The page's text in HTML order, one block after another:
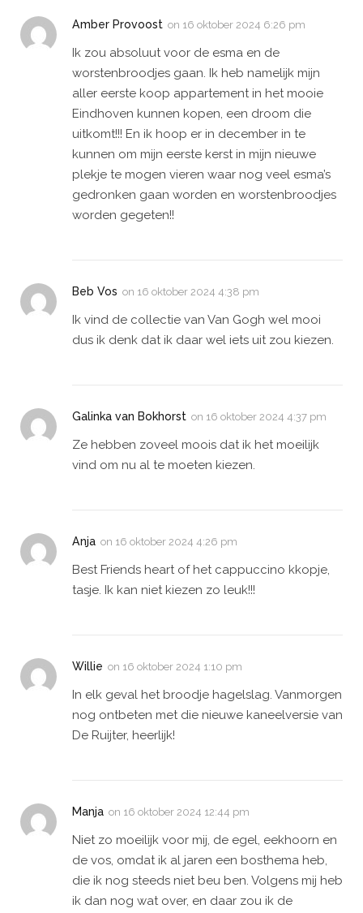
Amber Provoost on 16 oktober 2024 6:26 pm
Ik zou absoluut voor de esma en de
worstenbroodjes gaan. Ik heb namelijk mijn
aller eerste koop appartement in het mooie
Eindhoven kunnen kopen, een droom die
uitkomt!!! En ik hoop er in december in te
kunnen om mijn eerste kerst in mijn nieuwe
plekje te mogen vieren waar nog veel esma’s
gedronken gaan worden en worstenbroodjes
worden gegeten!!
Beb Vos on 16 oktober 2024 4:38 pm
Ik vind de collectie van Van Gogh wel mooi
dus ik denk dat ik daar wel iets uit zou kiezen.
Galinka van Bokhorst on 16 oktober 2024 4:37 pm
Ze hebben zoveel moois dat ik het moeilijk
vind om nu al te moeten kiezen.
Anja on 16 oktober 2024 4:26 pm
Best Friends heart of het cappuccino kkopje,
tasje. Ik kan niet kiezen zo leuk!!!
Willie on 16 oktober 2024 1:10 pm
In elk geval het broodje hagelslag. Vanmorgen
nog ontbeten met die nieuwe kaneelversie van
De Ruijter, heerlijk!
Manja on 16 oktober 2024 12:44 pm
Niet zo moeilijk voor mij, de egel, eekhoorn en
de vos, omdat ik al jaren een bosthema heb,
die ik nog steeds niet beu ben. Volgens mij heb
ik dan nog wat over, en daar zou ik de